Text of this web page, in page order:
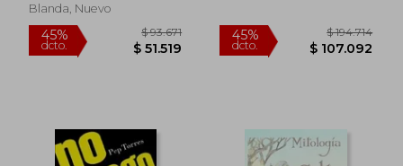
dcto. $ 87.149
DEMANDA
Blanda, Nuevo